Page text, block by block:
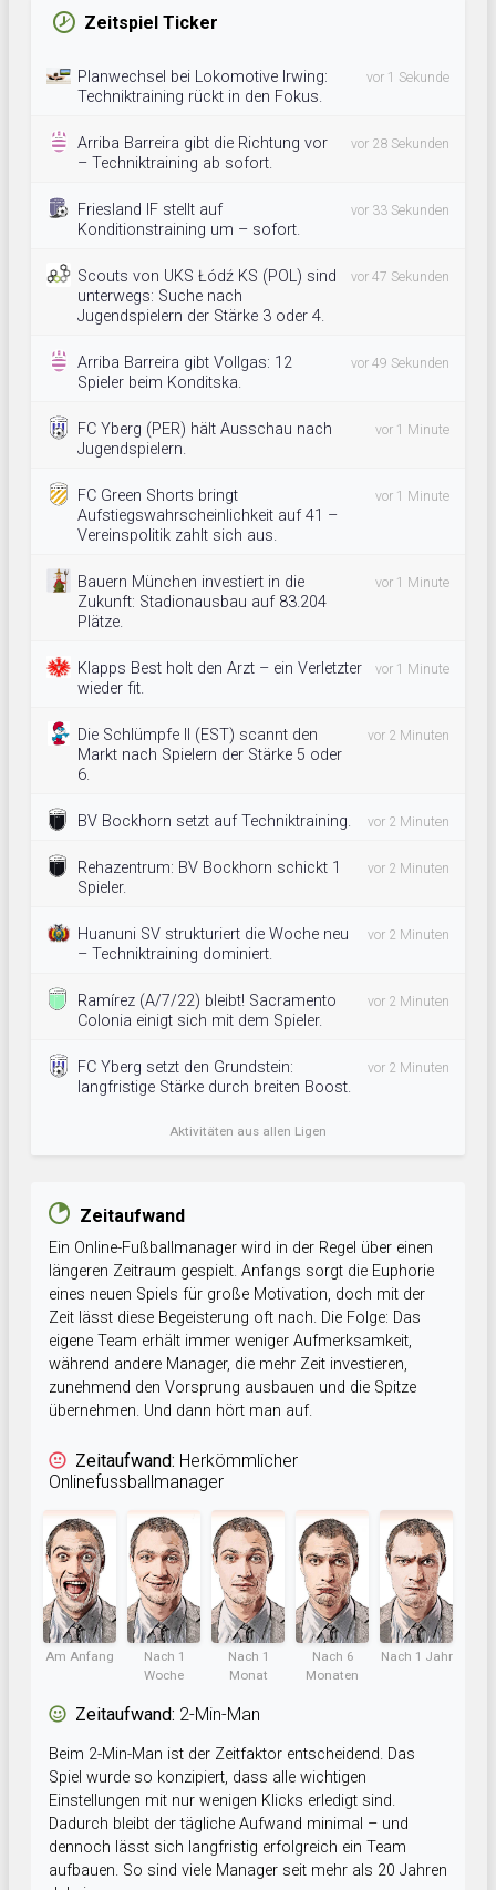
Zeitspiel Ticker
Planwechsel bei Lokomotive Irwing:
Techniktraining rückt in den Fokus.
vor 1 Sekunde
Arriba Barreira gibt die Richtung vor
– Techniktraining ab sofort.
vor 28 Sekunden
Friesland IF stellt auf
Konditionstraining um – sofort.
vor 33 Sekunden
Scouts von UKS Łódź KS (POL) sind
unterwegs: Suche nach
Jugendspielern der Stärke 3 oder 4.
vor 47 Sekunden
Arriba Barreira gibt Vollgas: 12
Spieler beim Konditska.
vor 49 Sekunden
FC Yberg (PER) hält Ausschau nach
Jugendspielern.
vor 1 Minute
FC Green Shorts bringt
Aufstiegswahrscheinlichkeit auf 41 –
Vereinspolitik zahlt sich aus.
vor 1 Minute
Bauern München investiert in die
Zukunft: Stadionausbau auf 83.204
Plätze.
vor 1 Minute
Klapps Best holt den Arzt – ein Verletzter
wieder fit.
vor 1 Minute
Die Schlümpfe II (EST) scannt den
Markt nach Spielern der Stärke 5 oder
6.
vor 2 Minuten
BV Bockhorn setzt auf Techniktraining. vor 2 Minuten
Rehazentrum: BV Bockhorn schickt 1
Spieler.
vor 2 Minuten
Huanuni SV strukturiert die Woche neu
– Techniktraining dominiert.
vor 2 Minuten
Ramírez (A/7/22) bleibt! Sacramento
Colonia einigt sich mit dem Spieler.
vor 2 Minuten
FC Yberg setzt den Grundstein:
langfristige Stärke durch breiten Boost.
vor 2 Minuten
Aktivitäten aus allen Ligen
Zeitaufwand
Ein Online-Fußballmanager wird in der Regel über einen
längeren Zeitraum gespielt. Anfangs sorgt die Euphorie
eines neuen Spiels für große Motivation, doch mit der
Zeit lässt diese Begeisterung oft nach. Die Folge: Das
eigene Team erhält immer weniger Aufmerksamkeit,
während andere Manager, die mehr Zeit investieren,
zunehmend den Vorsprung ausbauen und die Spitze
übernehmen. Und dann hört man auf.
Zeitaufwand: Herkömmlicher
Onlinefussballmanager
Am Anfang
Nach 1
Woche
Nach 1
Monat
Nach 6
Monaten
Nach 1 Jahr
Zeitaufwand: 2-Min-Man
Beim 2-Min-Man ist der Zeitfaktor entscheidend. Das
Spiel wurde so konzipiert, dass alle wichtigen
Einstellungen mit nur wenigen Klicks erledigt sind.
Dadurch bleibt der tägliche Aufwand minimal – und
dennoch lässt sich langfristig erfolgreich ein Team
aufbauen. So sind viele Manager seit mehr als 20 Jahren